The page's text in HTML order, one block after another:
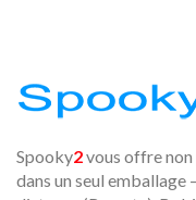
Spooky2vous offre non
dans un seul emballage